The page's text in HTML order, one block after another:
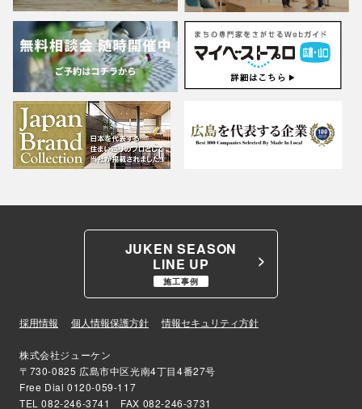
JUKEN SEASON
LINE UP
施工事例
採用情報 個人情報保護方針 情報セキュリティ方針
株式会社ジューケン
〒730-0825 広島市中区光南4丁目4番27号
Free Dial 0120-059-117
TEL082-246-3741 FAX 082-246-3731